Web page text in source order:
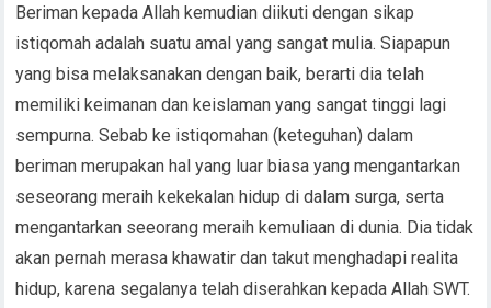
Beriman kepada Allah kemudian diikuti dengan sikap
istiqomah adalah suatu amal yang sangat mulia. Siapapun
yang bisa melaksanakan dengan baik, berarti dia telah
memiliki keimanan dan keislaman yang sangat tinggi lagi
sempurna. Sebab ke istiqomahan (keteguhan) dalam
beriman merupakan hal yang luar biasa yang mengantarkan
seseorang meraih kekekalan hidup di dalam surga, serta
mengantarkan seeorang meraih kemuliaan di dunia. Dia tidak
akan pernah merasa khawatir dan takut menghadapi realita
hidup, karena segalanya telah diserahkan kepada Allah SWT.